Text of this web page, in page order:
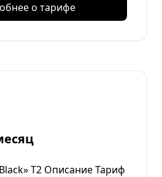
о тарифе
Т2 Описание Тариф